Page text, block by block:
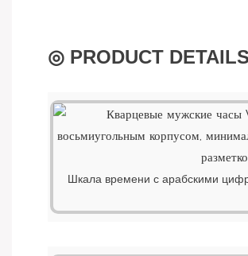
◎ PRODUCT DETAILS
Шкала времени с арабскими